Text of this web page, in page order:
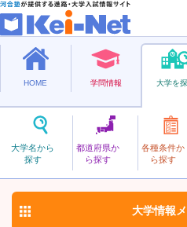
HOME 学問情報 大学を
大学名から
探す
都道府県か
ら探す
各種条件か
ら探す
私立
さいたまこうぎょう
埼玉工業大学
大学情報